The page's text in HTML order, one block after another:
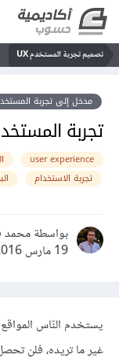
تصميم تجربة المستخدم UX
مدخل إلى تجربة
تجربة
user experience
تجربة الاستخدام
بواسطة محمد
19 مارس 2016
يستخدم النّاس
غير ما تريده، فلن